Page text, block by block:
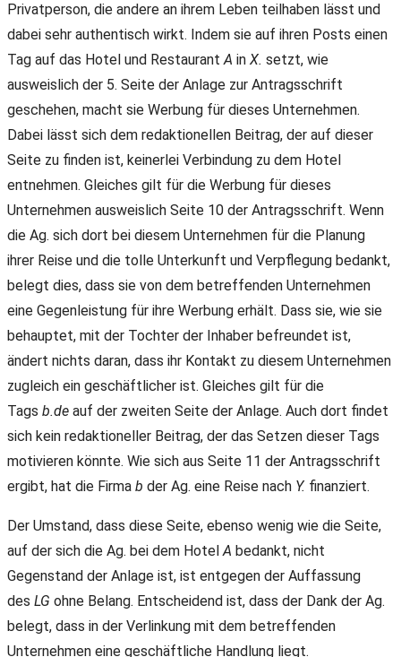
Privatperson, die andere an ihrem Leben teilhaben lässt und
dabei sehr authentisch wirkt. Indem sie auf ihren Posts einen
Tag auf das Hotel und RestaurantA in X. setzt, wie
ausweislich der 5. Seite der Anlage zur Antragsschrift
geschehen, macht sie Werbung für dieses Unternehmen.
Dabei lässt sich dem redaktionellen Beitrag, der auf dieser
Seite zu finden ist, keinerlei Verbindung zu dem Hotel
entnehmen. Gleiches gilt für die Werbung für dieses
Unternehmen ausweislich Seite 10 der Antragsschrift. Wenn
die Ag. sich dort bei diesem Unternehmen für die Planung
ihrer Reise und die tolle Unterkunft und Verpflegung bedankt,
belegt dies, dass sie von dem betreffenden Unternehmen
eine Gegenleistung für ihre Werbung erhält. Dass sie, wie sie
behauptet, mit der Tochter der Inhaber befreundet ist,
ändert nichts daran, dass ihr Kontakt zu diesem Unternehmen
zugleich ein geschäftlicher ist. Gleiches gilt für die
Tags b.de auf der zweiten Seite der Anlage. Auch dort findet
sich kein redaktioneller Beitrag, der das Setzen dieser Tags
motivieren könnte. Wie sich aus Seite 11 der Antragsschrift
ergibt, hat die Firma b der Ag. eine Reise nach Y. finanziert.
Der Umstand, dass diese Seite, ebenso wenig wie die Seite,
auf der sich die Ag. bei dem HotelA bedankt, nicht
Gegenstand der Anlage ist, ist entgegen der Auffassung
des LG ohne Belang. Entscheidend ist, dass der Dank der Ag.
belegt, dass in der Verlinkung mit dem betreffenden
Unternehmen eine geschäftliche Handlung liegt.